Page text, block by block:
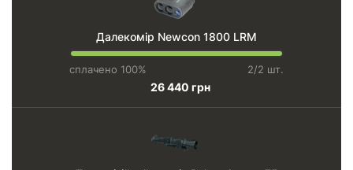
Далекомір Newcon 1800 LRM
сплачено 100% 2/2 шт.
26 440 грн